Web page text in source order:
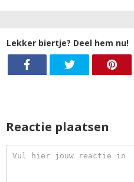
Lekker biertje? Deel hem nu!
Reactie plaatsen